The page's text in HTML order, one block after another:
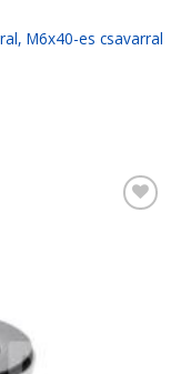
M6x40-es csavarral